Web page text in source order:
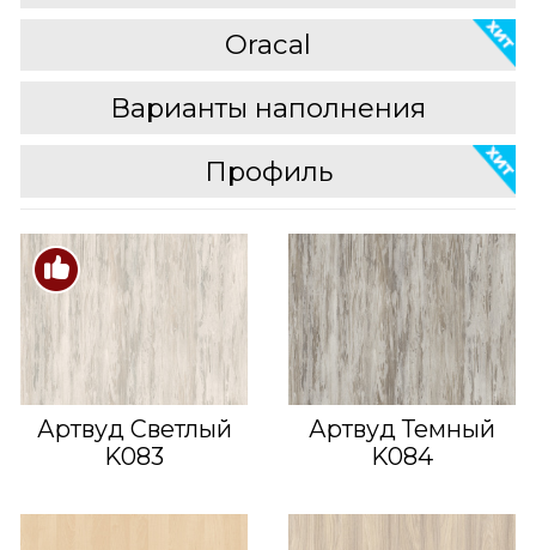
Oracal
Варианты наполнения
Профиль
Артвуд Светлый
K083
Артвуд Темный
K084